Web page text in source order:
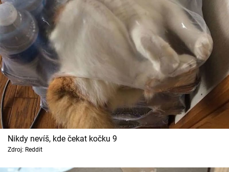
Nikdy nevíš, kde čekat kočku 9
Zdroj: Reddit